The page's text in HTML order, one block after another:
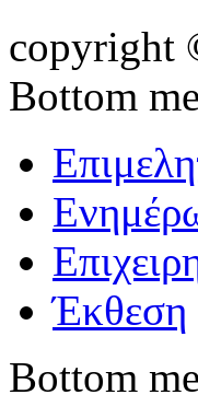
copyright
Bottom
Έκθεση
Bottom